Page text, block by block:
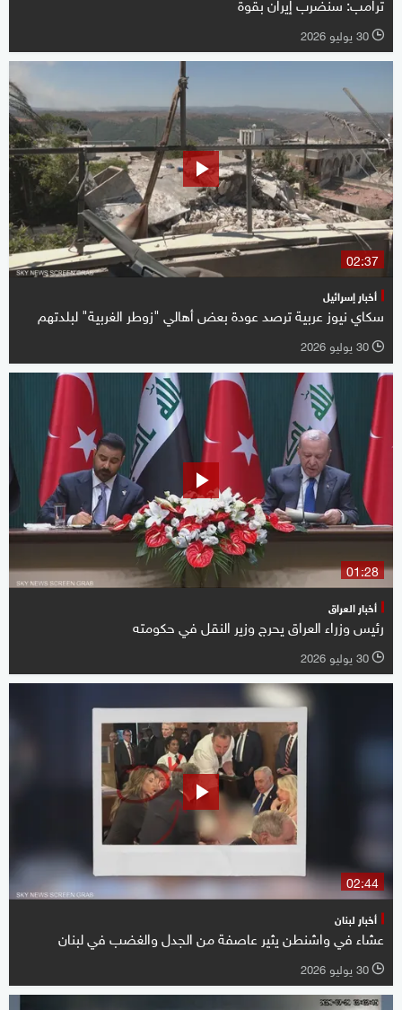
l 30 يوليو 2026
02:37
أخبار إسرائيل
سكاي نيوز عربية ترصد عودة بعض أهالي "زوطر الغربية" لبلدتهم
l 30 يوليو 2026
01:28
أخبار العراق
رئيس وزراء العراق يحرج وزير النقل في حكومته
l 30 يوليو 2026
02:44
أخبار لبنان
عشاء في واشنطن يثير عاصفة من الجدل والغضب في لبنان
l 30 يوليو 2026